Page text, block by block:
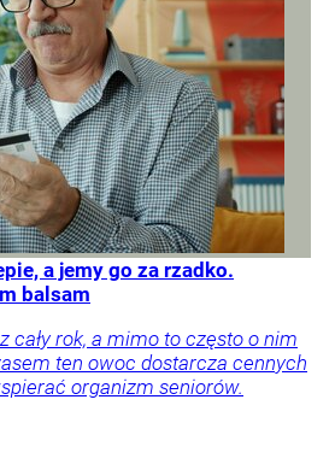
a jemy go za rzadko.
balsam
cały rok, a mimo to często o nim
ten owoc dostarcza cennych
organizm seniorów.